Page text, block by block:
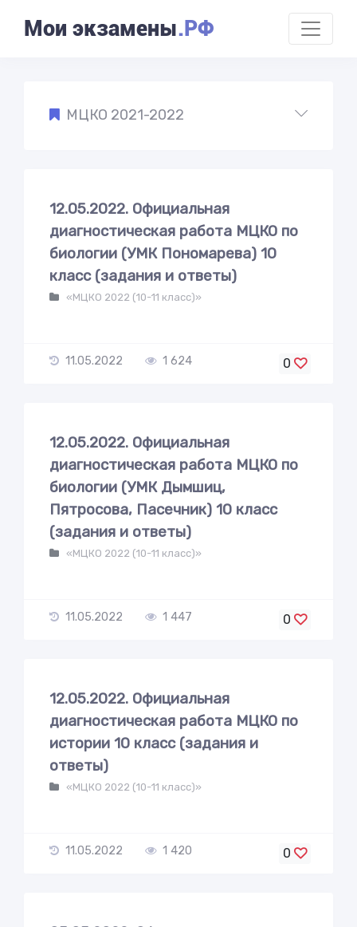
Мои экзамены.РФ
МЦКО 2021-2022
12.05.2022. Официальная
диагностическая работа МЦКО по
биологии (УМК Пономарева) 10
класс (задания и ответы)
«МЦКО 2022 (10-11 класс)»
11.05.2022 1 624 0
12.05.2022. Официальная
диагностическая работа МЦКО по
биологии (УМК Дымшиц,
Пятросова, Пасечник) 10 класс
(задания и ответы)
«МЦКО 2022 (10-11 класс)»
11.05.2022 1 447 0
12.05.2022. Официальная
диагностическая работа МЦКО по
истории 10 класс (задания и
ответы)
«МЦКО 2022 (10-11 класс)»
11.05.2022 1 420 0